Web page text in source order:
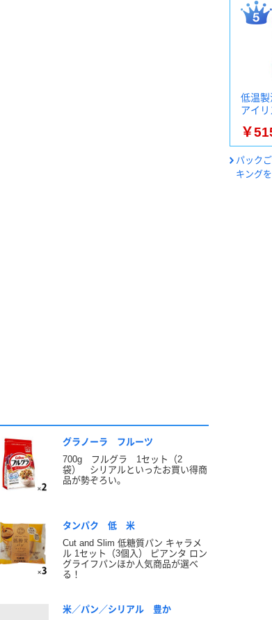
グラノーラ フルーツ
700g フルグラ 1セット（2
袋） シリアルといったお買い得商
品が勢ぞろい。
タンパク 低 米
Cut and Slim 低糖質パン キャラメ
ル 1セット（3個入） ピアンタ ロン
グライフパンほか人気商品が選べ
る！
米／パン／シリアル 豊か
低温
アイ
￥
パック
キング